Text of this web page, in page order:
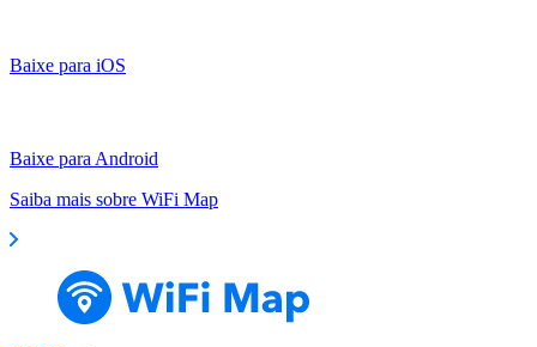
Baixe para iOS
Baixe para Android
Saiba mais sobre WiFi Map